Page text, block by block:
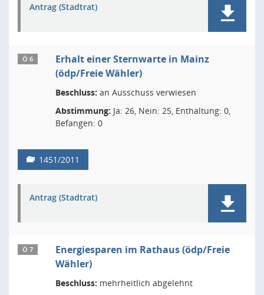
Antrag (Stadtrat)
Ö 6
Erhalt einer Sternwarte in Mainz
(ödp/Freie Wähler)
Beschluss: an Ausschuss verwiesen
Abstimmung: Ja: 26, Nein: 25, Enthaltung: 0,
Befangen: 0
1451/2011
Antrag (Stadtrat)
Ö 7
Energiesparen im Rathaus (ödp/Freie
Wähler)
Beschluss: mehrheitlich abgelehnt